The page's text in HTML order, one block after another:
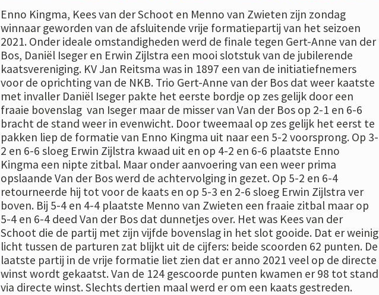
Enno Kingma, Kees van der Schoot en Menno van Zwieten zijn zondag
winnaar geworden van de afsluitende vrije formatiepartij van het seizoen
2021. Onder ideale omstandigheden werd de finale tegen Gert-Anne van der
Bos, Daniël Iseger en Erwin Zijlstra een mooi slotstuk van de jubilerende
kaatsvereniging. KV Jan Reitsma was in 1897 een van de initiatiefnemers
voor de oprichting van de NKB. Trio Gert-Anne van der Bos dat weer kaatste
met invaller Daniël Iseger pakte het eerste bordje op zes gelijk door een
fraaie bovenslag van Iseger maar de misser van Van der Bos op 2-1 en 6-6
bracht de stand weer in evenwicht. Door tweemaal op zes gelijk het eerst te
pakken liep de formatie van Enno Kingma uit naar een 5-2 voorsprong. Op 3-
2 en 6-6 sloeg Erwin Zijlstra kwaad uit en op 4-2 en 6-6 plaatste Enno
Kingma een nipte zitbal. Maar onder aanvoering van een weer prima
opslaande Van der Bos werd de achtervolging in gezet. Op 5-2 en 6-4
retourneerde hij tot voor de kaats en op 5-3 en 2-6 sloeg Erwin Zijlstra ver
boven. Bij 5-4 en 4-4 plaatste Menno van Zwieten een fraaie zitbal maar op
5-4 en 6-4 deed Van der Bos dat dunnetjes over. Het was Kees van der
Schoot die de partij met zijn vijfde bovenslag in het slot gooide. Dat er weinig
licht tussen de parturen zat blijkt uit de cijfers: beide scoorden 62 punten. De
laatste partij in de vrije formatie liet zien dat er anno 2021 veel op de directe
winst wordt gekaatst. Van de 124 gescoorde punten kwamen er 98 tot stand
via directe winst. Slechts dertien maal werd er om een kaats gestreden.